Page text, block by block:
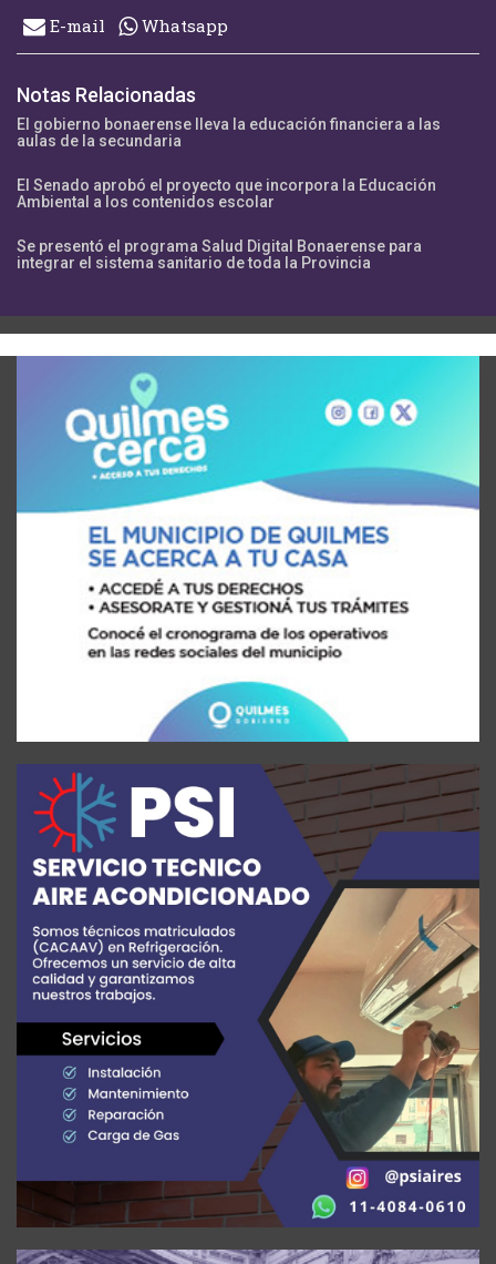
E-mail
Whatsapp
Notas Relacionadas
El gobierno bonaerense lleva la educación financiera a las
aulas de la secundaria
El Senado aprobó el proyecto que incorpora la Educación
Ambiental a los contenidos escolar
Se presentó el programa Salud Digital Bonaerense para
integrar el sistema sanitario de toda la Provincia